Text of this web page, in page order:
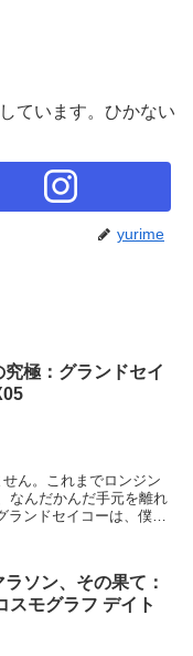
ています。ひかない
yurime
極：グランドセイ
ん。これまでロンジン
なんだかんだ手元を離れ
ンドセイコーは、僕の
ソン、その果て：
スモグラフ デイト